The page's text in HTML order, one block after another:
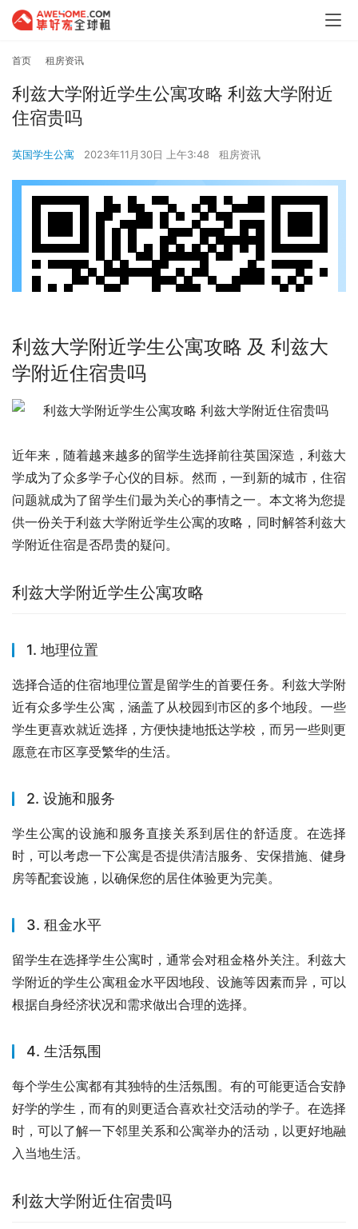
首页 租房资讯
利兹大学附近学生公寓攻略 利兹大学附近
住宿贵吗
英国学生公寓 2023年11月30日 上午3:48 租房资讯
利兹大学附近学生公寓攻略 及 利兹大
学附近住宿贵吗
近年来，随着越来越多的留学生选择前往英国深造，利兹大
学成为了众多学子心仪的目标。然而，一到新的城市，住宿
问题就成为了留学生们最为关心的事情之一。本文将为您提
供一份关于利兹大学附近学生公寓的攻略，同时解答利兹大
学附近住宿是否昂贵的疑问。
利兹大学附近学生公寓攻略
1. 地理位置
选择合适的住宿地理位置是留学生的首要任务。利兹大学附
近有众多学生公寓，涵盖了从校园到市区的多个地段。一些
学生更喜欢就近选择，方便快捷地抵达学校，而另一些则更
愿意在市区享受繁华的生活。
2. 设施和服务
学生公寓的设施和服务直接关系到居住的舒适度。在选择
时，可以考虑一下公寓是否提供清洁服务、安保措施、健身
房等配套设施，以确保您的居住体验更为完美。
3. 租金水平
留学生在选择学生公寓时，通常会对租金格外关注。利兹大
学附近的学生公寓租金水平因地段、设施等因素而异，可以
根据自身经济状况和需求做出合理的选择。
4. 生活氛围
每个学生公寓都有其独特的生活氛围。有的可能更适合安静
好学的学生，而有的则更适合喜欢社交活动的学子。在选择
时，可以了解一下邻里关系和公寓举办的活动，以更好地融
入当地生活。
利兹大学附近住宿贵吗